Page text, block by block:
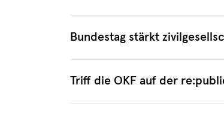
Bundestag stärkt
Triff die OKF auf der